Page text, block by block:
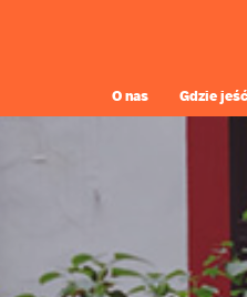
O nas Gdzie